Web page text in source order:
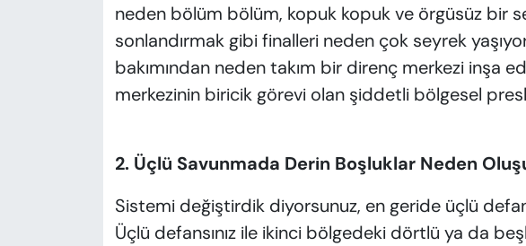
neden bölüm bölüm, kopuk kopuk ve örgüsüz bir
sonlandırmak gibi finalleri neden çok seyrek yaşıyor
bakımından neden takım bir direnç merkezi inşa
merkezinin biricik görevi olan şiddetli bölgesel
2. Üçlü Savunmada Derin Boşluklar Neden
Sistemi değiştirdik diyorsunuz, en geride üçlü
Üçlü defansınız ile ikinci bölgedeki dörtlü ya da